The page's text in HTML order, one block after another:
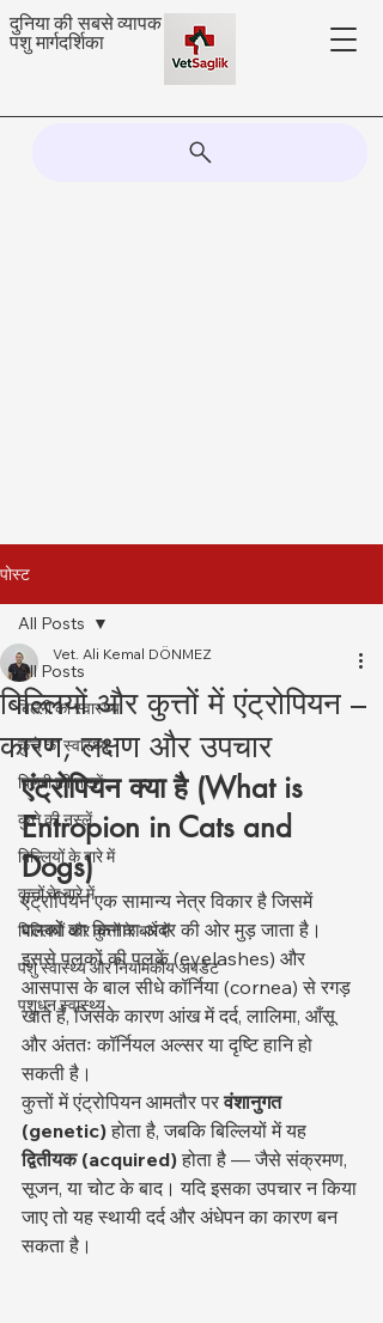
दुनिया की सबसे व्यापक
पशु मार्गदर्शिका
पोस्ट
All Posts
बिल्ली का स्वास्थ्य
कुत्ते का स्वास्थ्य
बिल्ली की नस्लें
कुत्ते की नस्लें
बिल्लियों के बारे में
कुत्तों के बारे में
बिल्लियों और कुत्तों के बारे में
पशु स्वास्थ्य और नियामकीय अपडेट
पशुधन स्वास्थ्य
All Posts
बिल्लियों और कुत्तों में एंट्रोपियन –
कारण, लक्षण और उपचार
Vet. Ali Kemal DÖNMEZ
एंट्रोपियन क्या है (What is
Entropion in Cats and
Dogs)
एंट्रोपियन एक सामान्य नेत्र विकार है जिसमें
पलकों का किनारा अंदर की ओर मुड़ जाता है।
इससे पलकों की पलकें (eyelashes) और
आसपास के बाल सीधे कॉर्निया (cornea) से रगड़
खाते हैं, जिसके कारण आंख में दर्द, लालिमा, आँसू
और अंततः कॉर्नियल अल्सर या दृष्टि हानि हो
सकती है।
कुत्तों में एंट्रोपियन आमतौर पर वंशानुगत
(genetic) होता है, जबकि बिल्लियों में यह
द्वितीयक (acquired) होता है — जैसे संक्रमण,
सूजन, या चोट के बाद। यदि इसका उपचार न किया
जाए तो यह स्थायी दर्द और अंधेपन का कारण बन
सकता है।